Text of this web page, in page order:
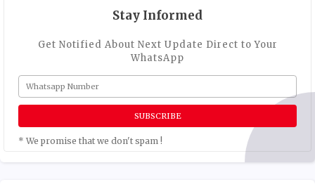
Stay Informed
Get Notified About Next Update Direct to Your
WhatsApp
* We promise that we don't spam !